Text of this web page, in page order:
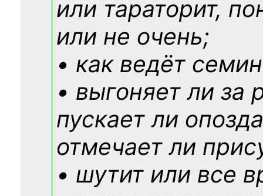
или тараторит,
или не очень;
• как ведёт
• выгоняет ли за
пускает ли
отмечает ли
• шутит или все